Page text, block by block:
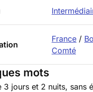
France /
Comté
mots
3 jours et 2 nuits, sans